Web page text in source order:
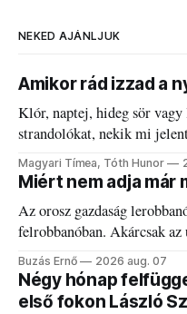
NEKED AJÁNLJUK
Amikor rád izzad a
Klór, naptej, hideg sör vagy
strandolókat, nekik mi
kánikulát.
Magyari Tímea, Tóth Hunor
Miért nem adja már
Az orosz gazdaság
felrobbanóban. Akárcsak
elégedetlen vezetőivel.
Buzás Ernő 2026 aug. 07
Négy hónap
első fokon László